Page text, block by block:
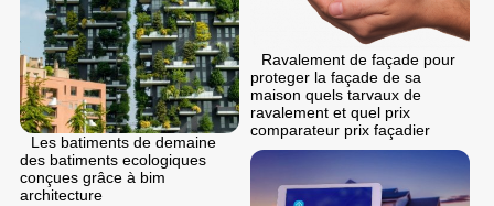
Ravalement de façade pour
proteger la façade de sa
maison quels tarvaux de
ravalement et quel prix
comparateur prix façadier
Les batiments de demaine
des batiments ecologiques
conçues grâce à bim
architecture